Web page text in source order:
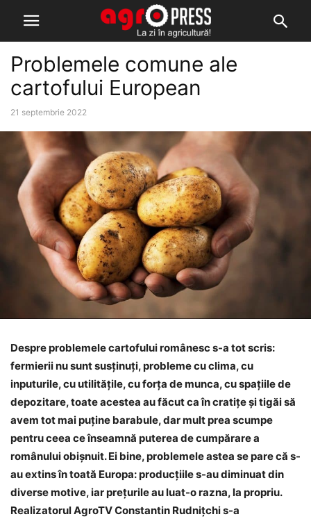
Problemele comune ale
cartofului European
21 septembrie 2022
Despre problemele cartofului românesc s-a tot scris:
fermierii nu sunt susținuți, probleme cu clima, cu
inputurile, cu utilitățile, cu forța de munca, cu spațiile de
depozitare, toate acestea au făcut ca în cratițe și tigăi să
avem tot mai puține barabule, dar mult prea scumpe
pentru ceea ce înseamnă puterea de cumpărare a
românului obișnuit. Ei bine, problemele astea se pare că s-
au extins în toată Europa: producțiile s-au diminuat din
diverse motive, iar prețurile au luat-o razna, la propriu.
Realizatorul AgroTV Constantin Rudnițchi s-a